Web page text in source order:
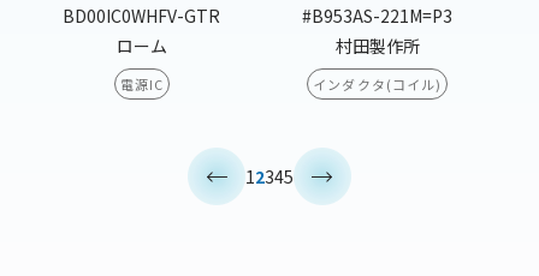
BD00IC0WHFV-GTR
ローム
電源IC
#B953AS-221M=P3
村田製作所
インダクタ(コイル)
12345